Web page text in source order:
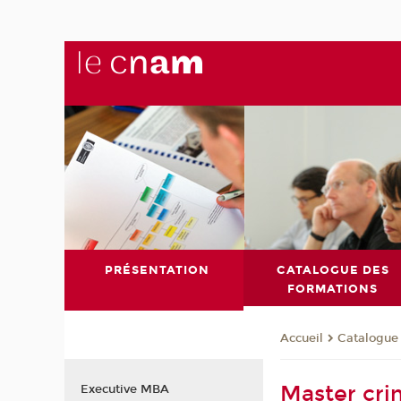
PRÉSENTATION
CATALOGUE DES
FORMATIONS
Accueil
Master
Executive MBA